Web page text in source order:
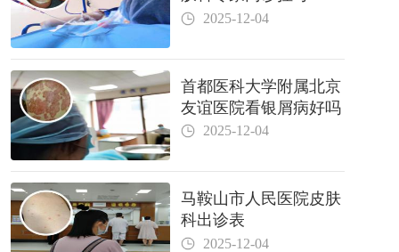
2025-12-04
首都医科大学附属北京
友谊医院看银屑病好吗
2025-12-04
马鞍山市人民医院皮肤
科出诊表
2025-12-04